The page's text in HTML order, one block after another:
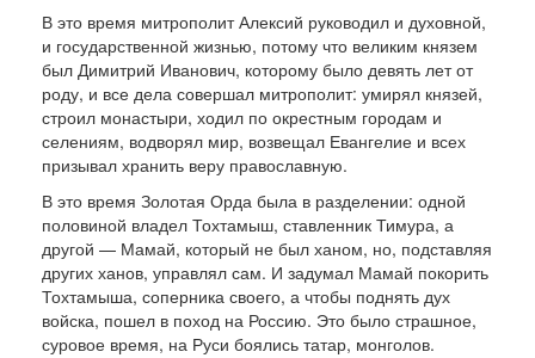
В это время митрополит Алексий руководил и духовной,
и государственной жизнью, потому что великим князем
был Димитрий Иванович, которому было девять лет от
роду, и все дела совершал митрополит: умирял князей,
строил монастыри, ходил по окрестным городам и
селениям, водво­рял мир, возвещал Евангелие и всех
призывал хранить веру православную.
В это время Золотая Орда была в разделении: одной
половиной владел Тохтамыш, ставленник Тимура, а
другой — Мамай, который не был ха­ном, но, подставляя
других ханов, управлял сам. И задумал Мамай покорить
Тохтамыша, соперни­ка своего, а чтобы поднять дух
войска, пошел в поход на Россию. Это было страшное,
суровое вре­мя, на Руси боялись татар, монголов.